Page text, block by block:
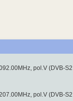
pol.V (DVB-
pol.V (DVB-